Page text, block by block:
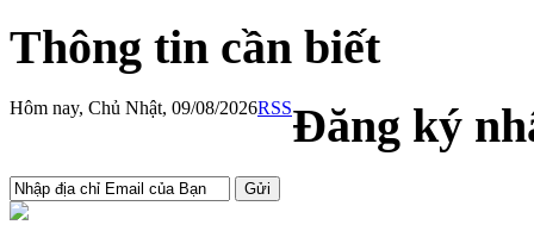
Thông tin cần biết
Hôm nay, Chủ Nhật, 09/08/2026RSSĐăng ký